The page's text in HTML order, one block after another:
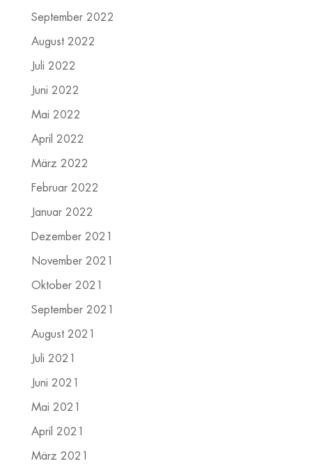
September 2022
August 2022
Juli 2022
Juni 2022
Mai 2022
April 2022
März 2022
Februar 2022
Januar 2022
Dezember 2021
November 2021
Oktober 2021
September 2021
August 2021
Juli 2021
Juni 2021
Mai 2021
April 2021
März 2021